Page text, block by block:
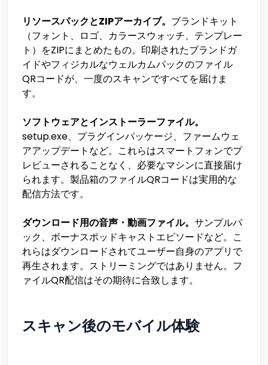
リソースパックとZIPアーカイブ。 ブランドキット
（フォント、ロゴ、カラースウォッチ、テンプレー
ト）をZIPにまとめたもの。印刷されたブランドガ
イドやフィジカルなウェルカムパックのファイル
QRコードが、一度のスキャンですべてを届けま
す。
ソフトウェアとインストーラーファイル。
setup.exe、プラグインパッケージ、ファームウェ
アアップデートなど。これらはスマートフォンでプ
レビューされることなく、必要なマシンに直接届け
られます。製品箱のファイルQRコードは実用的な
配信方法です。
ダウンロード用の音声・動画ファイル。 サンプルパ
ック、ボーナスポッドキャストエピソードなど。こ
れらはダウンロードされてユーザー自身のアプリで
再生されます。ストリーミングではありません。フ
ァイルQR配信はその期待に合致します。
スキャン後のモバイル体験